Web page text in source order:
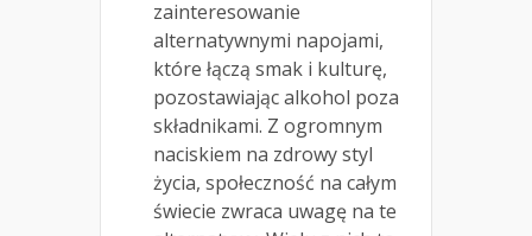
zainteresowanie
alternatywnymi napojami,
które łączą smak i kulturę,
pozostawiając alkohol poza
składnikami. Z ogromnym
naciskiem na zdrowy styl
życia, społeczność na całym
świecie zwraca uwagę na te